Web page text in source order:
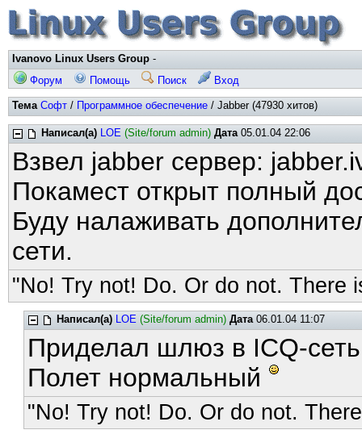
Ivanovo Linux Users Group -
Форум
Помощь Поиск Вход
Тема Софт / Программное обеспечение / Jabber (47930 хитов)
Написал(а) LOE (Site/forum admin) Дата05.01.04 22:06
Взвел jabber сервер:
Покамест открыт полный
Буду налаживать
сети.
"No! Try not! Do. Or do not. There
Написал(а) LOE (Site/forum admin) Дата06.01.04 11:07
Приделал шлюз в ICQ-
Полет нормальный
"No! Try not! Do. Or do not.